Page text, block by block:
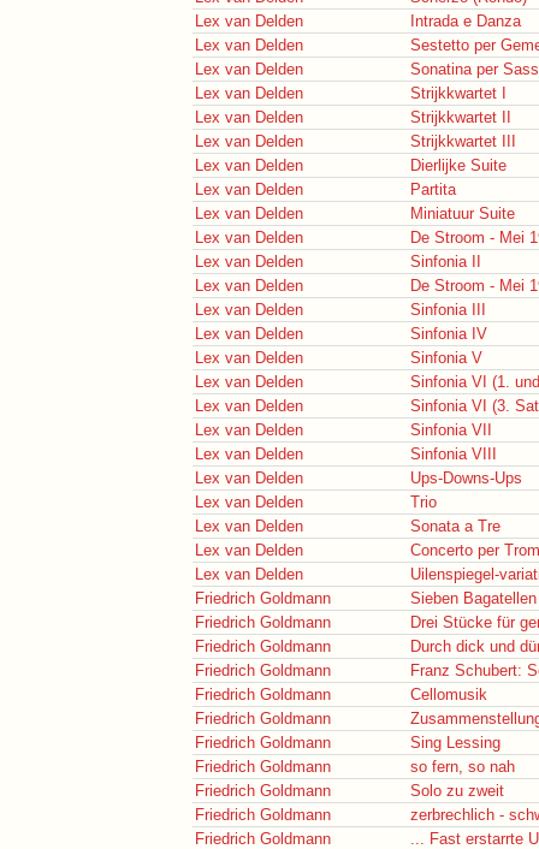
Lex van Delden
Intrada e Danza
Lex van Delden
Sestetto per
Lex van Delden
Sonatina per
Lex van Delden
Strijkkwartet I
Lex van Delden
Strijkkwartet II
Lex van Delden
Strijkkwartet III
Lex van Delden
Dierlijke Suite
Lex van Delden
Partita
Lex van Delden
Miniatuur Suite
Lex van Delden
De Stroom - Mei
Lex van Delden
Sinfonia II
Lex van Delden
De Stroom - Mei
Lex van Delden
Sinfonia III
Lex van Delden
Sinfonia IV
Lex van Delden
Sinfonia V
Lex van Delden
Sinfonia VI (1.
Lex van Delden
Sinfonia VI (3.
Lex van Delden
Sinfonia VII
Lex van Delden
Sinfonia VIII
Lex van Delden
Ups-Downs-Ups
Lex van Delden
Trio
Lex van Delden
Sonata a Tre
Lex van Delden
Concerto per
Lex van Delden
Uilenspiegel-
Friedrich Goldmann
Sieben Bagatellen
Friedrich Goldmann
Drei Stücke für
Friedrich Goldmann
Durch dick und
Friedrich Goldmann
Franz Schubert:
Friedrich Goldmann
Cellomusik
Friedrich Goldmann
Friedrich Goldmann
Sing Lessing
Friedrich Goldmann
so fern, so nah
Friedrich Goldmann
Solo zu zweit
Friedrich Goldmann
zerbrechlich -
Friedrich Goldmann
... Fast erstarrte